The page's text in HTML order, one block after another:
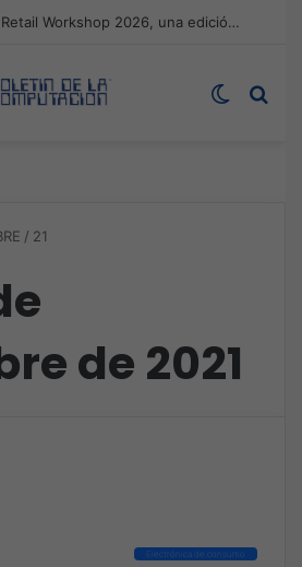
Expo technology CDMX, nueva sede con récord de audiencia
Switch
/ 21
de 2021
Electrónica de consumo